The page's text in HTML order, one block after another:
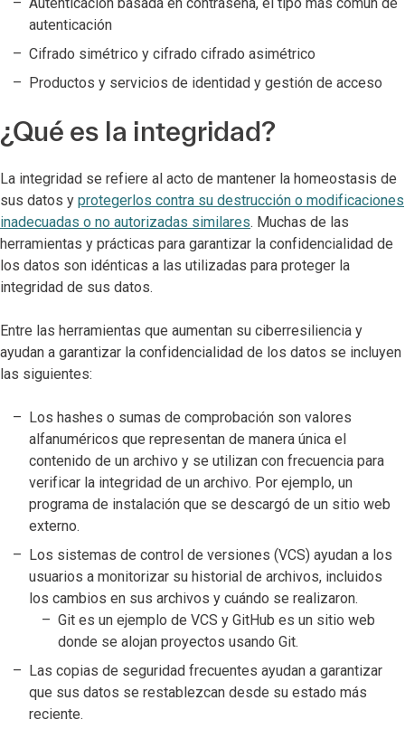
autenticación
Cifrado simétrico y cifrado cifrado asimétrico
Productos y servicios de identidad y gestión de acceso
¿Qué es la integridad?
La integridad se refiere al acto de mantener la homeostasis de
sus datos y protegerlos contra su destrucción o modificaciones
inadecuadas o no autorizadas similares. Muchas de las
herramientas y prácticas para garantizar la confidencialidad de
los datos son idénticas a las utilizadas para proteger la
integridad de sus datos.
Entre las herramientas que aumentan su ciberresiliencia y
ayudan a garantizar la confidencialidad de los datos se incluyen
las siguientes:
Los hashes o sumas de comprobación son valores
alfanuméricos que representan de manera única el
contenido de un archivo y se utilizan con frecuencia para
verificar la integridad de un archivo. Por ejemplo, un
programa de instalación que se descargó de un sitio web
externo.
Los sistemas de control de versiones (VCS) ayudan a los
usuarios a monitorizar su historial de archivos, incluidos
los cambios en sus archivos y cuándo se realizaron.
Git es un ejemplo de VCS y GitHub es un sitio web
donde se alojan proyectos usando Git.
Las copias de seguridad frecuentes ayudan a garantizar
que sus datos se restablezcan desde su estado más
reciente.